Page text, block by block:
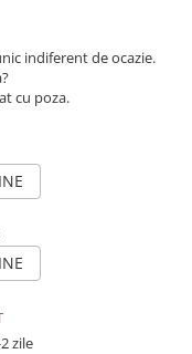
indiferent de ocazie.
cu poza.
zile